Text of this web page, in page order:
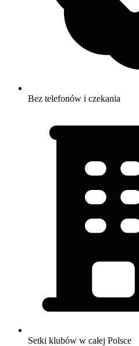
Bez telefonów i czekania
Setki klubów w całej Polsce